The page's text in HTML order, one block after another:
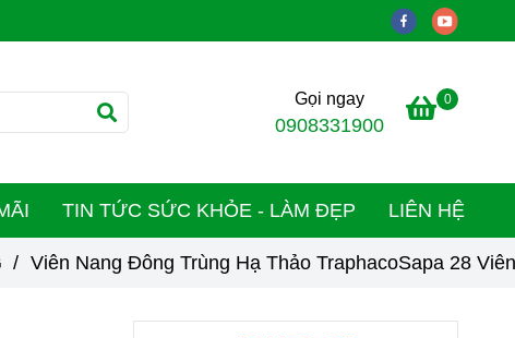
Gọi ngay
0908331900
0
TIN TỨC SỨC KHỎE - LÀM ĐẸP LIÊN HỆ
/ Viên Nang Đông Trùng Hạ Thảo TraphacoSapa 28